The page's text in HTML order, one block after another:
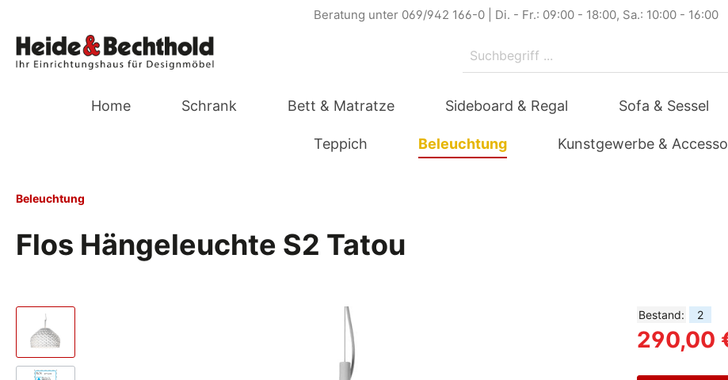
Beratung unter 069/942 166-0 | Di. - Fr.: 09:00 - 18:00, Sa.: 10:00 - 16:00
Home Schrank Bett & Matratze Sideboard & Regal Sofa & Sessel
Teppich Beleuchtung Kunstgewerbe &
Beleuchtung
Flos Hängeleuchte S2 Tatou
Bestand: 2
290,00